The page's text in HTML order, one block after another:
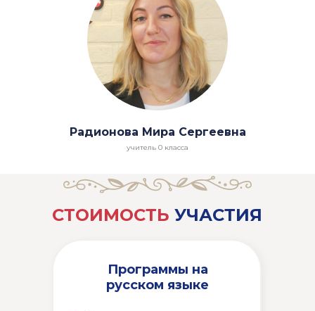
Радионова Мира Сергеевна
учитель 0 класса
Программы на
русском языке
СТОИМОСТЬ УЧАСТИЯ
ЗАПИШИТЕСЬ НА
БЕСПЛАТНЫЙ ПРОБНЫЙ
ЛЕТНЕГО КЛУБА